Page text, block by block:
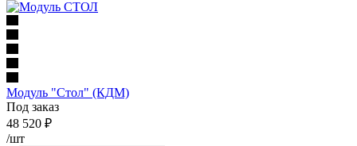
Модуль "Стол" (КДМ)
Под заказ
48 520 ₽
/шт